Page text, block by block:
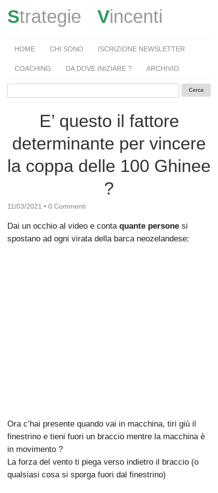
Strategie Vincenti
HOME CHI SONO ISCRIZIONE NEWSLETTER
COACHING DA DOVE INIZIARE ? ARCHIVIO
E’ questo il fattore
determinante per vincere
la coppa delle 100 Ghinee
?
11/03/2021 • 0 Commenti
Dai un occhio al video e conta quante persone si
spostano ad ogni virata della barca neozelandese:
Ora c’hai presente quando vai in macchina, tiri giù il
finestrino e tieni fuori un braccio mentre la macchina è
in movimento ?
La forza del vento ti piega verso indietro il braccio (o
qualsiasi cosa si sporga fuori dal finestrino)